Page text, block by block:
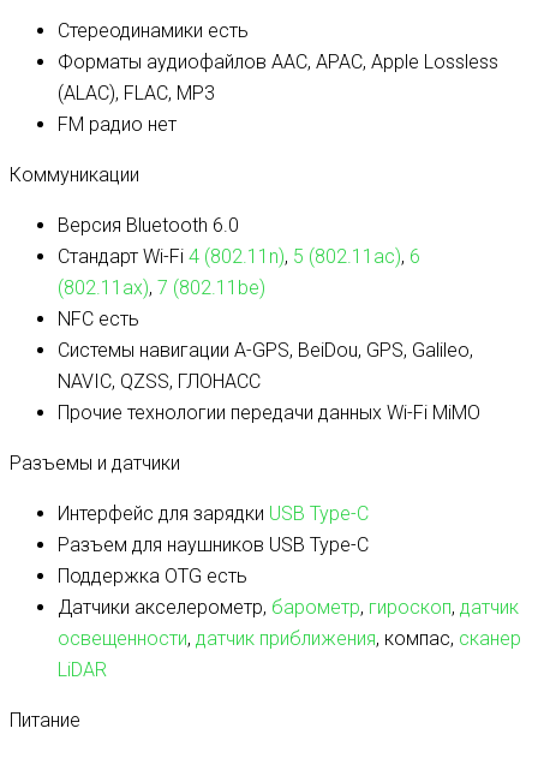
Стереодинамики есть
Форматы аудиофайлов AAC, APAC, Apple Lossless
(ALAC), FLAC, MP3
FM радио нет
Коммуникации
Версия Bluetooth 6.0
Стандарт Wi-Fi 4 (802.11n), 5 (802.11ac), 6
(802.11ax), 7 (802.11be)
NFC есть
Системы навигации A-GPS, BeiDou, GPS, Galileo,
NAVIC, QZSS, ГЛОНАСС
Прочие технологии передачи данных Wi-Fi MiMO
Разъемы и датчики
Интерфейс для зарядки USB Type-C
Разъем для наушников USB Type-C
Поддержка OTG есть
Датчики акселерометр, барометр, гироскоп, датчик
освещенности, датчик приближения, компас, сканер
LiDAR
Питание